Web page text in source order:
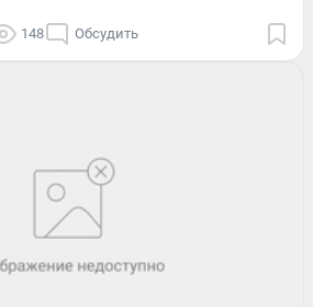
148 Обсудить